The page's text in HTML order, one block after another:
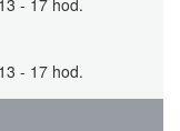
- 17 hod.
- 17 hod.